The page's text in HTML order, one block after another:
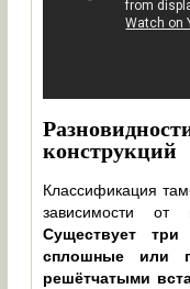
конструкций
Классификация
зависимости от
Существует
сплошные или
решётчатыми